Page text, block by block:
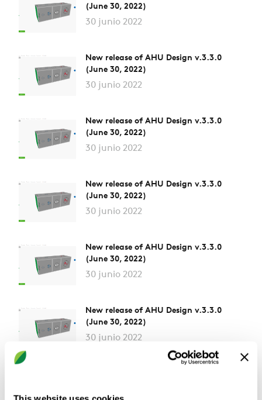
(June 30, 2022)
30 junio 2022
New release of AHU Design v.3.3.0
(June 30, 2022)
30 junio 2022
New release of AHU Design v.3.3.0
(June 30, 2022)
30 junio 2022
New release of AHU Design v.3.3.0
(June 30, 2022)
30 junio 2022
New release of AHU Design v.3.3.0
(June 30, 2022)
30 junio 2022
New release of AHU Design v.3.3.0
(June 30, 2022)
30 junio 2022